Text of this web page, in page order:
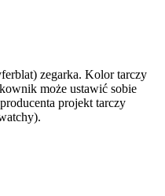
zegarka. Kolor tarczy
może ustawić sobie
projekt tarczy